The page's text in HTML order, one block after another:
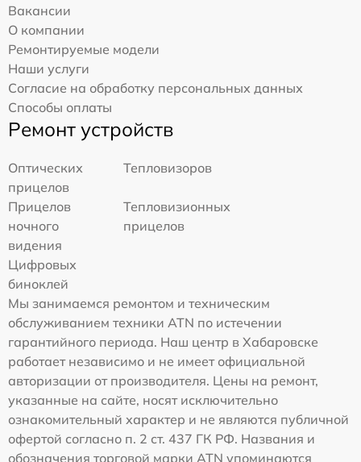
Вакансии
О компании
Ремонтируемые модели
Наши услуги
Согласие на обработку персональных данных
Способы оплаты
Ремонт устройств
Оптических
прицелов
Тепловизоров
Прицелов
ночного
видения
Тепловизионных
прицелов
Цифровых
биноклей
Мы занимаемся ремонтом и техническим
обслуживанием техники ATN по истечении
гарантийного периода. Наш центр в Хабаровске
работает независимо и не имеет официальной
авторизации от производителя. Цены на ремонт,
указанные на сайте, носят исключительно
ознакомительный характер и не являются публичной
офертой согласно п. 2 ст. 437 ГК РФ. Названия и
обозначения торговой марки ATN упоминаются